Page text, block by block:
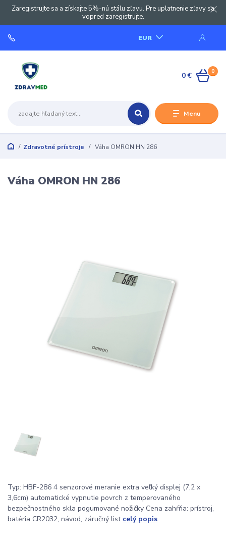
Zaregistrujte sa a získajte 5%-nú stálu zľavu. Pre uplatnenie zľavy sa
vopred zaregistrujte.
Menu
EUR
0
0 €
Zdravotné prístroje Váha OMRON HN 286
Váha OMRON HN 286
Typ: HBF-286 4 senzorové meranie extra veľký displej (7,2 x
3,6cm) automatické vypnutie povrch z temperovaného
bezpečnostného skla pogumované nožičky Cena zahŕňa: prístroj,
batéria CR2032, návod, záručný list celý popis